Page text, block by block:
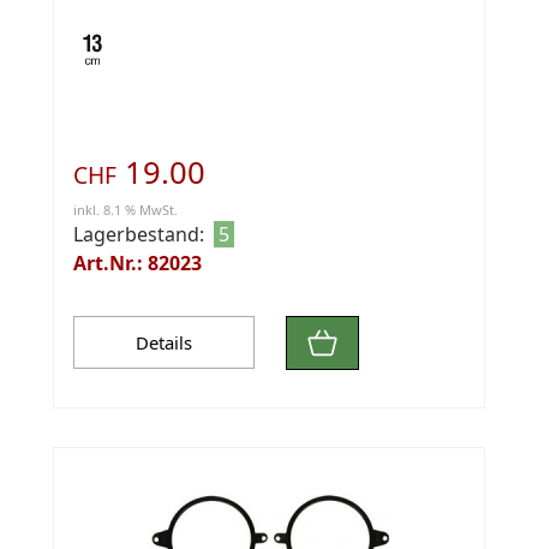
CHF 19.00
inkl. 8.1 % MwSt.
Lagerbestand:
5
Art.Nr.: 82023
Details